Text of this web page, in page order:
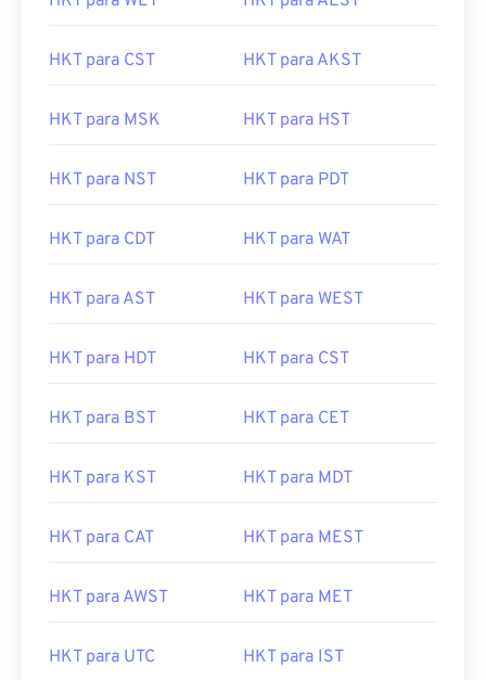
HKT para CST HKT para AKST
HKT para MSK HKT para HST
HKT para NST HKT para PDT
HKT para CDT HKT para WAT
HKT para AST HKT para WEST
HKT para HDT HKT para CST
HKT para BST HKT para CET
HKT para KST HKT para MDT
HKT para CAT HKT para MEST
HKT para AWST HKT para MET
HKT para UTC HKT para IST